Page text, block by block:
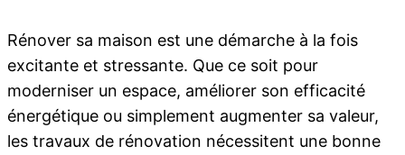
Rénover sa maison est une démarche à la fois
excitante et stressante. Que ce soit pour
moderniser un espace, améliorer son efficacité
énergétique ou simplement augmenter sa valeur,
les travaux de rénovation nécessitent une bonne